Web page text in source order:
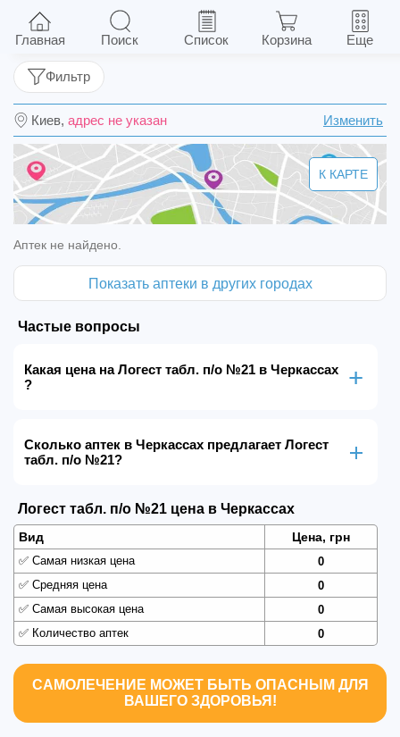
Логест табл. п/о №21
Киев, адрес не указан Изменить
Фильтр
К КАРТЕ
Аптек не найдено.
Показать аптеки в других городах
Частые вопросы
Какая цена на Логест табл. п/о №21 в Черкассах
?
Сколько аптек в Черкассах предлагает Логест
табл. п/о №21?
Логест табл. п/о №21 цена в Черкассах
Вид Цена, грн
✅ Самая низкая цена
0
✅ Средняя цена
0
✅ Самая высокая цена
0
✅ Количество аптек 0
САМОЛЕЧЕНИЕ МОЖЕТ БЫТЬ ОПАСНЫМ ДЛЯ
ВАШЕГО ЗДОРОВЬЯ!
Главная Поиск Список Корзина Еще